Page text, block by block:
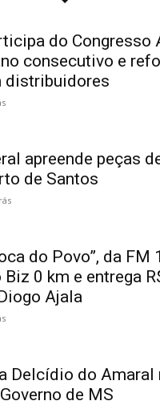
do Congresso
consecutivo e
distribuidores
apreende peças
de Santos
do Povo”, da FM
0 km e entrega
Ajala
Delcídio do Amaral
de MS